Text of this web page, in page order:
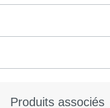
Produits associés